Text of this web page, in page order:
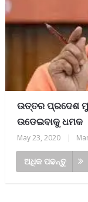
ଉତ୍ତର ପ୍ରଦେଶ
ଉଡେଇବାକୁ ଧମକ
May 23, 2020
ଅଧିକ ପଢନ୍ତୁ